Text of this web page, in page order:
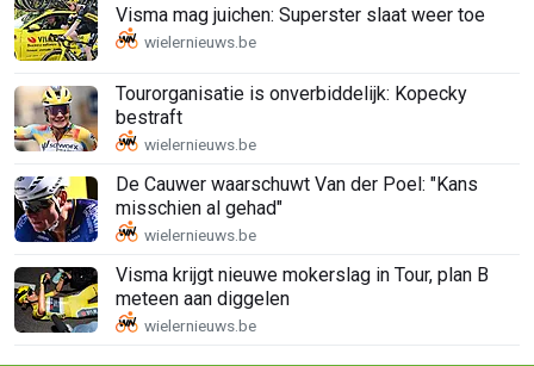
Visma mag juichen: Superster slaat weer toe
Tourorganisatie is onverbiddelijk: Kopecky
bestraft
De Cauwer waarschuwt Van der Poel: "Kans
misschien al gehad"
Visma krijgt nieuwe mokerslag in Tour, plan B
meteen aan diggelen